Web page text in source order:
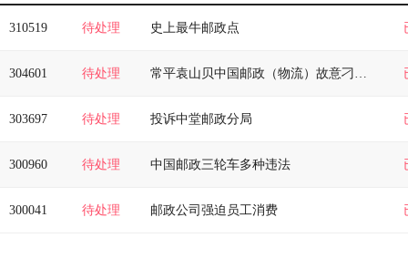
310519 待处理 史上最牛邮政点
304601 待处理 常平袁山贝中国邮政（物流）故意刁难客户
303697 待处理 投诉中堂邮政分局
300960 待处理 中国邮政三轮车多种违法
300041 待处理 邮政公司强迫员工消费